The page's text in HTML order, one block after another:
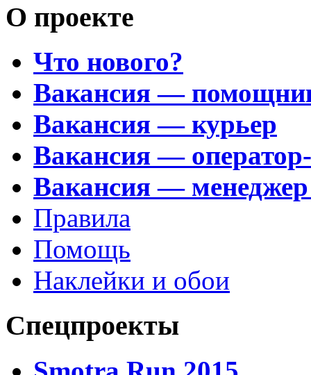
О проекте
Что нового?
Вакансия —
Вакансия — курьер
Вакансия —
Вакансия —
Правила
Помощь
Наклейки и обои
Спецпроекты